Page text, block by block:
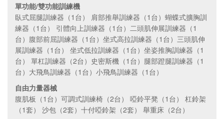
單功能/雙功能訓練機
臥式屈腿訓練器（1台） 肩部推舉訓練器（1台）蝴蝶式擴胸訓
練器（1台） 引體向上訓練器（1台）二頭肌伸展訓練器（1
台）腹部前屈訓練器（1台）坐式高拉訓練器（1台）三頭肌伸
展訓練器（1台） 坐式低拉訓練器（1台）坐姿推胸訓練器（1
台） 單杠訓練器（2台）史密斯機（1台）腿部蹬腿訓練器（1
台）大飛鳥訓練器（1台）小飛鳥訓練器（1台）
自由力量器械
腹肌板（1台）可調式訓練椅（2台） 啞鈴平凳（1台） 杠鈴架
（1套） 沙包（2套）十付啞鈴架（2套） 舉重床（2台）